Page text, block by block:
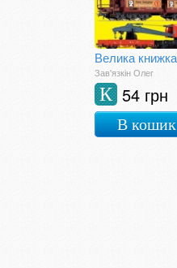
Зав'язкін Олег
54 грн
К
В кошик